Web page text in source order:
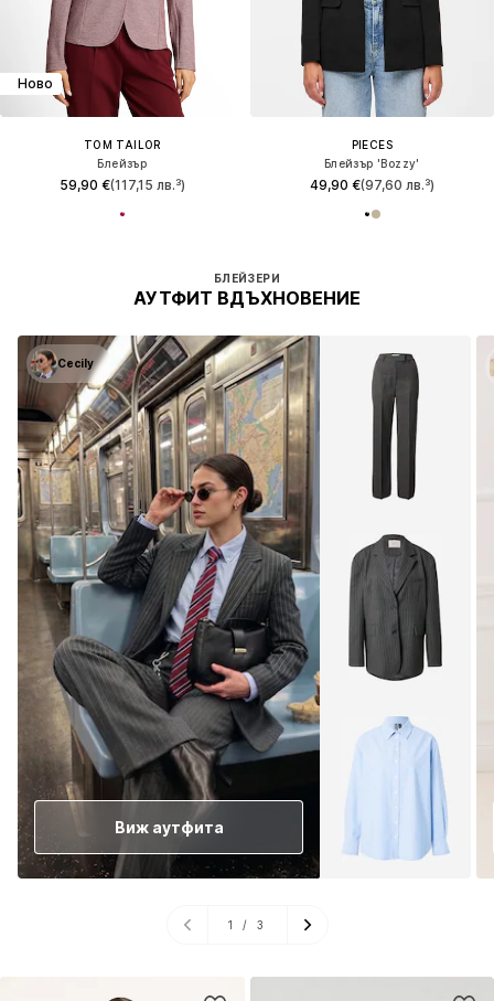
Ново
TOM TAILOR
Блейзър
59,90 €(117,15 лв.³)
PIECES
Блейзър 'Bozzy'
49,90 €(97,60 лв.³)
БЛЕЙЗЕРИ
АУТФИТ ВДЪХНОВЕНИЕ
Cecily
Виж аутфита
1 / 3